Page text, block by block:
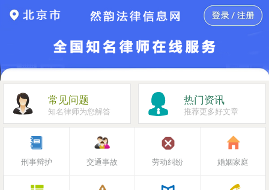
常见问题
知名律师为您解答
热门资讯
推荐更多好文章
刑事辩护 交通事故 劳动纠纷 婚姻家庭